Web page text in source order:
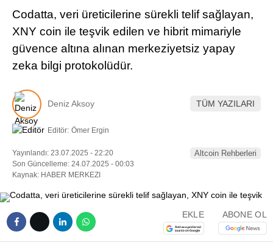
Pinterest
LinkedIn
Codatta, veri üreticilerine sürekli telif sağlayan,
XNY coin ile teşvik edilen ve hibrit mimariyle
güvence altına alınan merkeziyetsiz yapay
zeka bilgi protokolüdür.
Deniz Aksoy TÜM YAZILARI
Editör: Ömer Ergin
Yayınlandı: 23.07.2025 - 22:20
Son Güncelleme: 24.07.2025 - 00:03
Kaynak: HABER MERKEZI
Altcoin Rehberleri
EKLE ABONE OL